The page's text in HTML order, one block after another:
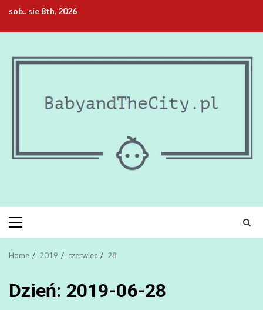
content
sob.. sie 8th, 2026
Primary
Menu
Home 2019 czerwiec 28
Dzień: 2019-06-28